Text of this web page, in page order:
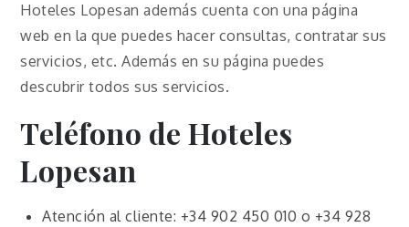
Hoteles Lopesan además cuenta con una página
web en la que puedes hacer consultas, contratar sus
servicios, etc. Además en su página puedes
descubrir todos sus servicios.
Teléfono de Hoteles
Lopesan
Atención al cliente: +34 902 450 010 o +34 928